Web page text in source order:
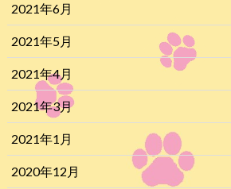
2021年6月
2021年5月
2021年4月
2021年3月
2021年1月
2020年12月